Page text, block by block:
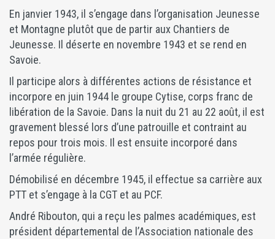
En janvier 1943, il s’engage dans l’organisation Jeunesse
et Montagne plutôt que de partir aux Chantiers de
Jeunesse. Il déserte en novembre 1943 et se rend en
Savoie.
Il participe alors à différentes actions de résistance et
incorpore en juin 1944 le groupe Cytise, corps franc de
libération de la Savoie. Dans la nuit du 21 au 22 août, il est
gravement blessé lors d’une patrouille et contraint au
repos pour trois mois. Il est ensuite incorporé dans
l’armée régulière.
Démobilisé en décembre 1945, il effectue sa carrière aux
PTT et s’engage à la CGT et au PCF.
André Ribouton, qui a reçu les palmes académiques, est
président départemental de l’Association nationale des